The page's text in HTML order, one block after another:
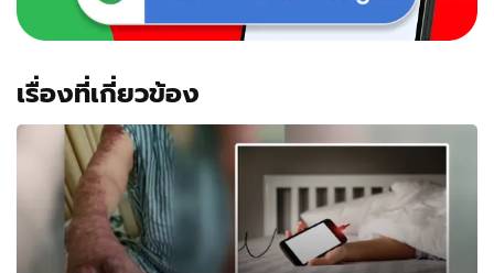
เรื่องที่เกี่ยวข้อง